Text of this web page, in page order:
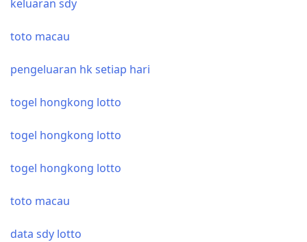
keluaran sdy
toto macau
pengeluaran hk setiap hari
togel hongkong lotto
togel hongkong lotto
togel hongkong lotto
toto macau
data sdy lotto